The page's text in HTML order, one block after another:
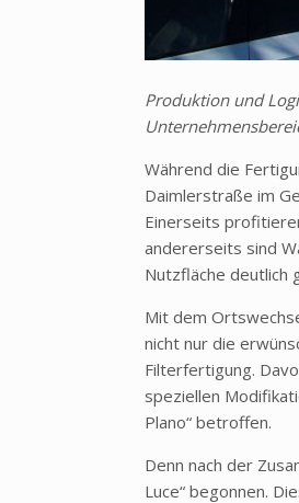
Produktion und
Während die
Daimlerstraße im
Einerseits
andererseits sind
Nutzfläche deutlich
Mit dem
nicht nur die
Filterfertigung.
speziellen
Plano“ betroffen.
Denn nach der
Luce“ begonnen.